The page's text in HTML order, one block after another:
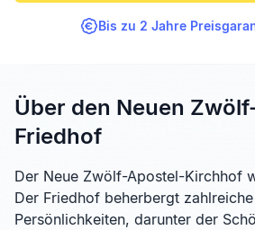
Bis zu 2 Jahre
Über den Neuen
Friedhof
Der Neue Zwölf-Apostel-Kirchhof
Der Friedhof beherbergt
Persönlichkeiten, darunter der